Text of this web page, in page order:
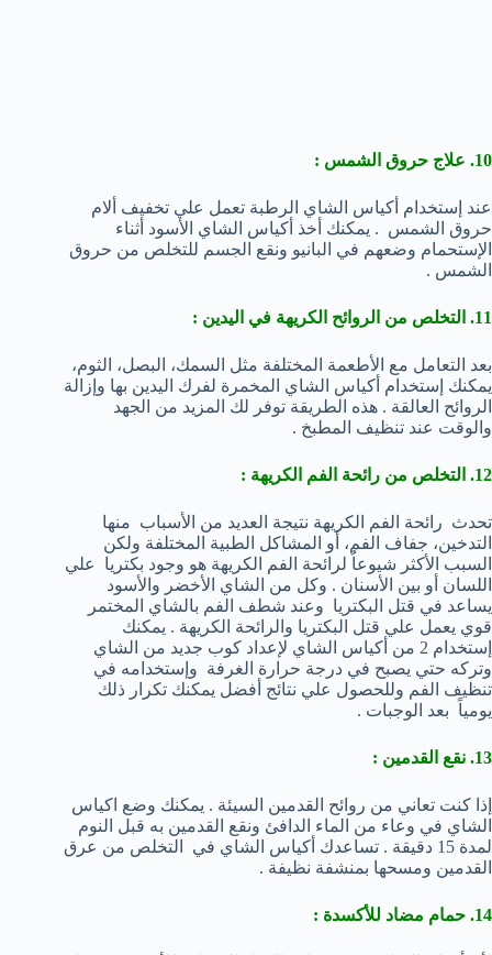
10. علاج حروق الشمس :
عند إستخدام أكياس الشاي الرطبة تعمل علي تخفيف ألام
حروق الشمس . يمكنك أخذ أكياس الشاي الأسود أثناء
الإستحمام وضعهم في البانيو ونقع الجسم للتخلص من حروق
الشمس .
11. التخلص من الروائح الكريهة في اليدين :
بعد التعامل مع الأطعمة المختلفة مثل السمك، البصل، الثوم،
يمكنك إستخدام أكياس الشاي المخمرة لفرك اليدين بها وإزالة
الروائح العالقة . هذه الطريقة توفر لك المزيد من الجهد
والوقت عند تنظيف المطبخ .
12. التخلص من رائحة الفم الكريهة :
تحدث رائحة الفم الكريهة نتيجة العديد من الأسباب منها
التدخين، جفاف الفم، أو المشاكل الطبية المختلفة ولكن
السبب الأكثر شيوعاُ لرائحة الفم الكريهة هو وجود بكتريا علي
اللسان أو بين الأسنان . وكل من الشاي الأخضر والأسود
يساعد في قتل البكتريا وعند شطف الفم بالشاي المختمر
قوي يعمل علي قتل البكتريا والرائحة الكريهة . يمكنك
إستخدام 2 من أكياس الشاي لإعداد كوب جديد من الشاي
وتركه حتي يصبح في درجة حرارة الغرفة وإستخدامه في
تنظيف الفم وللحصول علي نتائج أفضل يمكنك تكرار ذلك
يومياً بعد الوجبات .
13. نقع القدمين :
إذا كنت تعاني من روائح القدمين السيئة . يمكنك وضع اكياس
الشاي في وعاء من الماء الدافئ ونقع القدمين به قبل النوم
لمدة 15 دقيقة . تساعدك أكياس الشاي في التخلص من عرق
القدمين ومسحها بمنشفة نظيفة .
14. حمام مضاد للأكسدة :